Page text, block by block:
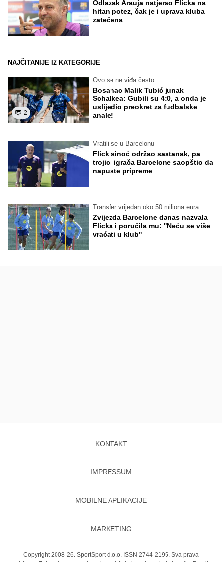
Odlazak Arauja natjerao Flicka na
hitan potez, čak je i uprava kluba
zatečena
NAJČITANIJE IZ KATEGORIJE
2
Ovo se ne viđa često
Bosanac Malik Tubić junak
Schalkea: Gubili su 4:0, a onda je
uslijedio preokret za fudbalske
anale!
Vratili se u Barcelonu
Flick sinoć održao sastanak, pa
trojici igrača Barcelone saopštio da
napuste pripreme
Transfer vrijedan oko 50 miliona eura
Zvijezda Barcelone danas nazvala
Flicka i poručila mu: "Neću se više
vraćati u klub"
KONTAKT
IMPRESSUM
MOBILNE APLIKACIJE
MARKETING
Copyright 2008-26. SportSport d.o.o. ISSN 2744-2195. Sva prava